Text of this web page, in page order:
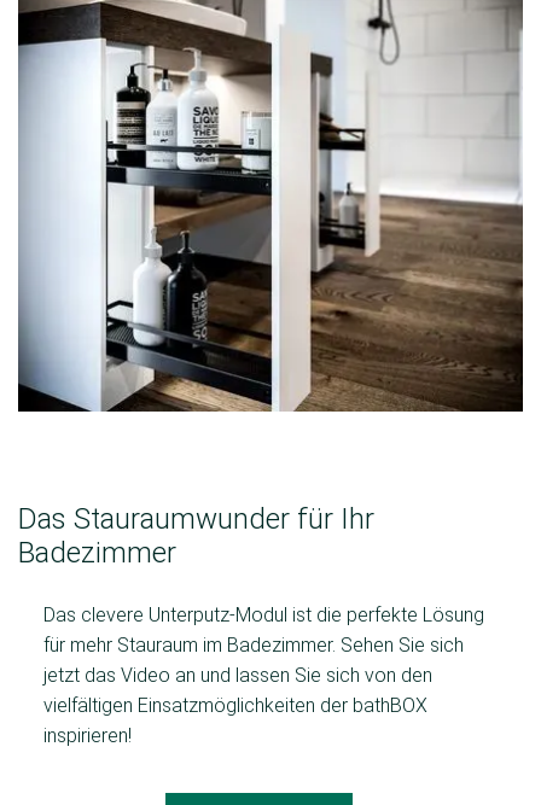
Das Stauraumwunder für Ihr
Badezimmer
Das clevere Unterputz-Modul ist die perfekte Lösung
für mehr Stauraum im Badezimmer. Sehen Sie sich
jetzt das Video an und lassen Sie sich von den
vielfältigen Einsatzmöglichkeiten der bathBOX
inspirieren!